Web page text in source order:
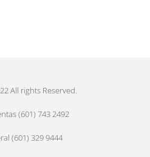
All rights Reserved.
(601) 743 2492
(601) 329 9444